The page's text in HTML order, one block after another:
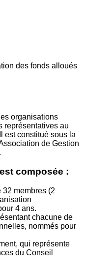
des fonds alloués
organisations
représentatives au
est constitué sous la
de Gestion
composée :
32 membres (2
4 ans.
chacune de
nommés pour
qui représente
du Conseil